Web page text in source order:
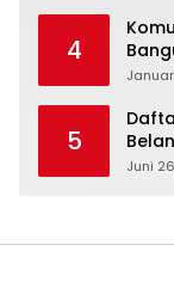
4
5
Juni